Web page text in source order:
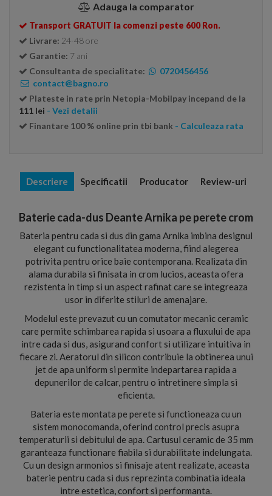
Adauga la comparator
Transport GRATUIT la comenzi peste 600 Ron.
Livrare: 24-48 ore
Garantie: 7 ani
Consultanta de specialitate:
0720456456
contact@bagno.ro
Plateste in rate prin Netopia-Mobilpay incepand de la
111 lei - Vezi detalii
Finantare 100 % online prin tbi bank - Calculeaza rata
Descriere Specificatii Producator Review-uri
Baterie cada-dus Deante Arnika pe perete crom
Bateria pentru cada si dus din gama Arnika imbina designul
elegant cu functionalitatea moderna, fiind alegerea
potrivita pentru orice baie contemporana. Realizata din
alama durabila si finisata in crom lucios, aceasta ofera
rezistenta in timp si un aspect rafinat care se integreaza
usor in diferite stiluri de amenajare.
Modelul este prevazut cu un comutator mecanic ceramic
care permite schimbarea rapida si usoara a fluxului de apa
intre cada si dus, asigurand confort si utilizare intuitiva in
fiecare zi. Aeratorul din silicon contribuie la obtinerea unui
jet de apa uniform si permite indepartarea rapida a
depunerilor de calcar, pentru o intretinere simpla si
eficienta.
Bateria este montata pe perete si functioneaza cu un
sistem monocomanda, oferind control precis asupra
temperaturii si debitului de apa. Cartusul ceramic de 35 mm
garanteaza functionare fiabila si durabilitate indelungata.
Cu un design armonios si finisaje atent realizate, aceasta
baterie pentru cada si dus reprezinta combinatia ideala
intre estetica, confort si performanta.